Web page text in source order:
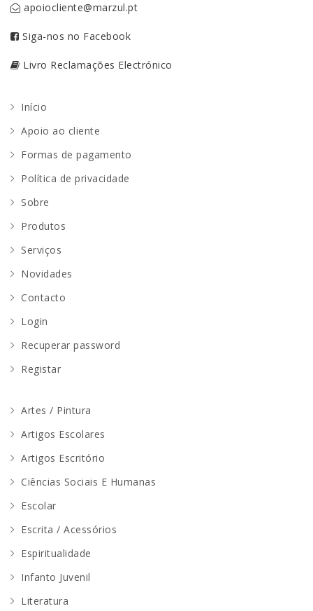
apoiocliente@marzul.pt
Siga-nos no Facebook
Livro Reclamações Electrónico
Início
Apoio ao cliente
Formas de pagamento
Política de privacidade
Sobre
Produtos
Serviços
Novidades
Contacto
Login
Recuperar password
Registar
Artes / Pintura
Artigos Escolares
Artigos Escritório
Ciências Sociais E Humanas
Escolar
Escrita / Acessórios
Espiritualidade
Infanto Juvenil
Literatura